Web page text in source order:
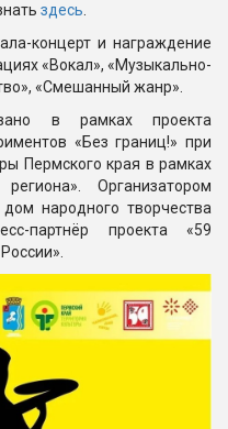
здесь
концерт и награждение
«Вокал», «Музыкально-
«Смешанный жанр».
в рамках проекта
«Без границ!» при
Пермского края в рамках
Организатором
народного творчества
партнёр проекта «59